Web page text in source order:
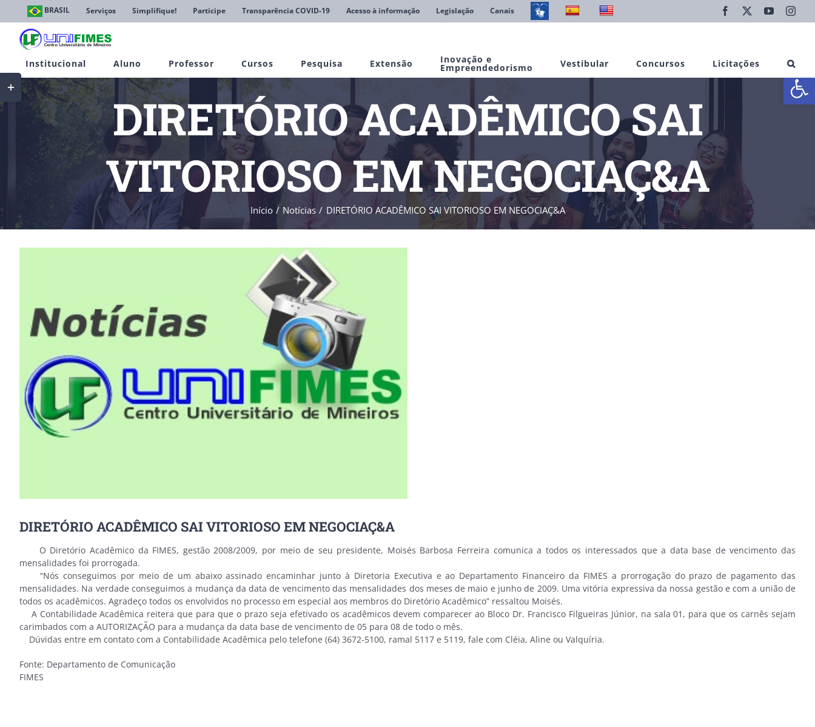
Abrir
conteúdo
BRASIL Serviços Simplifique! Participe Transparência COVID-19 Acesso à informação Legislação Canais Facebook YouTube
Institucional Aluno Professor Cursos Pesquisa Extensão Inovação e
Empreendedorismo Vestibular Concursos Licitações
DIRETÓRIO ACADÊMICO SAI
VITORIOSO EM NEGOCIAÇ&A
Início Notícias DIRETÓRIO ACADÊMICO SAI VITORIOSO EM NEGOCIAÇ&A
DIRETÓRIO ACADÊMICO SAI VITORIOSO EM NEGOCIAÇ&A
O Diretório Acadêmico da FIMES, gestão 2008/2009, por meio de seu presidente, Moisés Barbosa Ferreira comunica a todos os interessados que a data base de vencimento das
mensalidades foi prorrogada.
“Nós conseguimos por meio de um abaixo assinado encaminhar junto à Diretoria Executiva e ao Departamento Financeiro da FIMES a prorrogação do prazo de pagamento das
mensalidades. Na verdade conseguimos a mudança da data de vencimento das mensalidades dos meses de maio e junho de 2009. Uma vitória expressiva da nossa gestão e com a união de
todos os acadêmicos. Agradeço todos os envolvidos no processo em especial aos membros do Diretório Acadêmico” ressaltou Moisés.
A Contabilidade Acadêmica reitera que para que o prazo seja efetivado os acadêmicos devem comparecer ao Bloco Dr. Francisco Filgueiras Júnior, na sala 01, para que os carnês sejam
carimbados com a AUTORIZAÇÃO para a mudança da data base de vencimento de 05 para 08 de todo o mês.
Dúvidas entre em contato com a Contabilidade Acadêmica pelo telefone (64) 3672-5100, ramal 5117 e 5119, fale com Cléia, Aline ou Valquíria.
Fonte: Departamento de Comunicação
FIMES
Toggle
Sliding
Bar